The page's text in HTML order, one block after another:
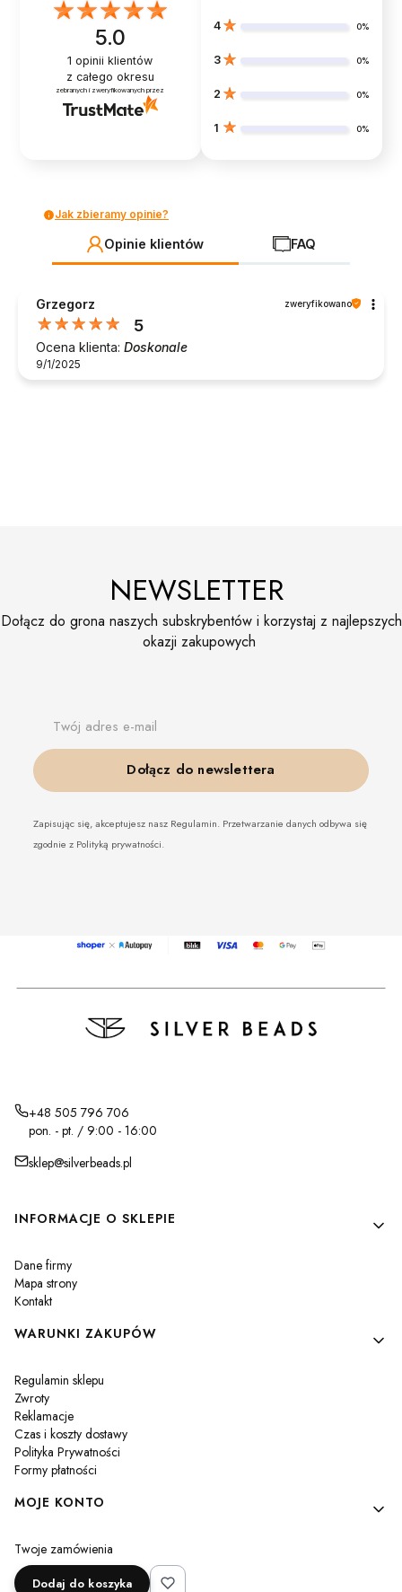
5.0
1 opinii klientów
z całego okresu
zebranych i zweryfikowanych przez
4 0%
3 0%
2 0%
1 0%
Jak zbieramy opinie?
Opinie klientów FAQ
Grzegorz zweryfikowano
5
Ocena klienta: Doskonale
9/1/2025
NEWSLETTER
Dołącz do grona naszych subskrybentów i korzystaj z najlepszych
okazji zakupowych
Twój adres e-mail
Dołącz do newslettera
Zapisując się, akceptujesz nasz Regulamin. Przetwarzanie danych odbywa się
zgodnie z Polityką prywatności.
+48 505 796 706
pon. - pt. / 9:00 - 16:00
sklep@silverbeads.pl
Linki w stopce
INFORMACJE O SKLEPIE
Dane firmy
Mapa strony
Kontakt
WARUNKI ZAKUPÓW
Regulamin sklepu
Zwroty
Reklamacje
Czas i koszty dostawy
Polityka Prywatności
Formy płatności
MOJE KONTO
Twoje zamówienia
Ustawienia konta
Przechowalnia
Dodaj do koszyka